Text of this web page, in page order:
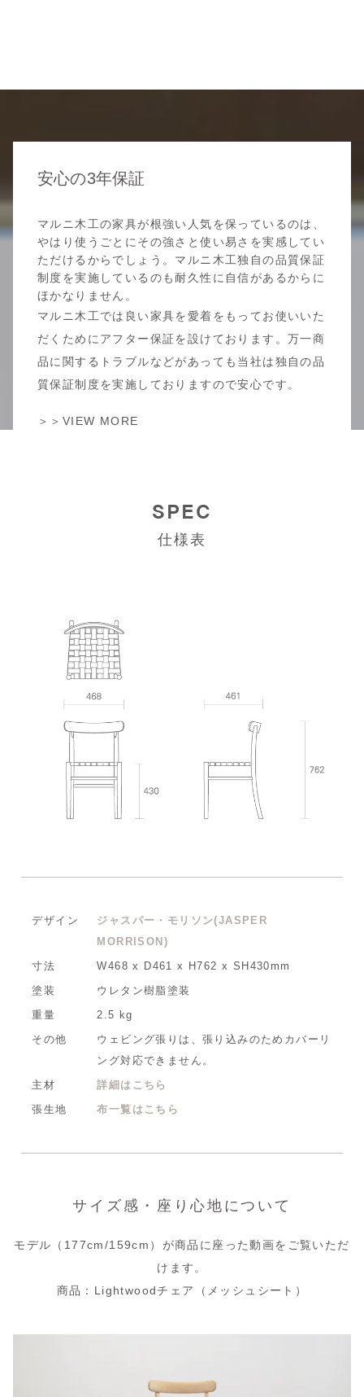
安心の3年保証
マルニ木工の家具が根強い人気を保っているのは、
やはり使うごとにその強さと使い易さを実感してい
ただけるからでしょう。マルニ木工独自の品質保証
制度を実施しているのも耐久性に自信があるからに
ほかなりません。
マルニ木工では良い家具を愛着をもってお使いいた
だくためにアフター保証を設けております。万一商
品に関するトラブルなどがあっても当社は独自の品
質保証制度を実施しておりますので安心です。
＞＞VIEW MORE
SPEC
仕様表
デザイン
ジャスパー・モリソン(JASPER
MORRISON)
寸法
W468 x D461 x H762 x SH430mm
塗装
ウレタン樹脂塗装
重量
2.5 kg
その他
ウェビング張りは、張り込みのためカバーリ
ング対応できません。
主材
詳細はこちら
張生地
布一覧はこちら
サイズ感・座り心地について
モデル（177cm/159cm）が商品に座った動画をご覧いただ
けます。
商品：Lightwoodチェア（メッシュシート）